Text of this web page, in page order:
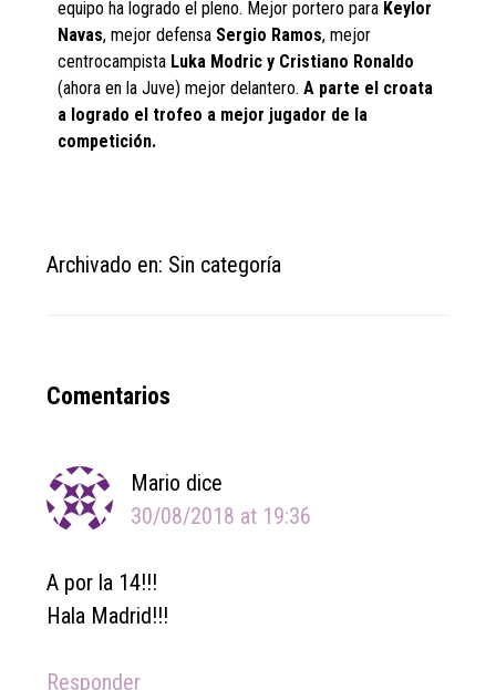
equipo ha logrado el pleno. Mejor portero para Keylor
Navas, mejor defensa Sergio Ramos, mejor
centrocampista Luka Modric y Cristiano Ronaldo
(ahora en la Juve) mejor delantero.A parte el croata
a logrado el trofeo a mejor jugador de la
competición.
Archivado en: Sin categoría
Reader
Comentarios
Mario dice
30/08/2018 at 19:36
A por la 14!!!
Hala Madrid!!!
Responder